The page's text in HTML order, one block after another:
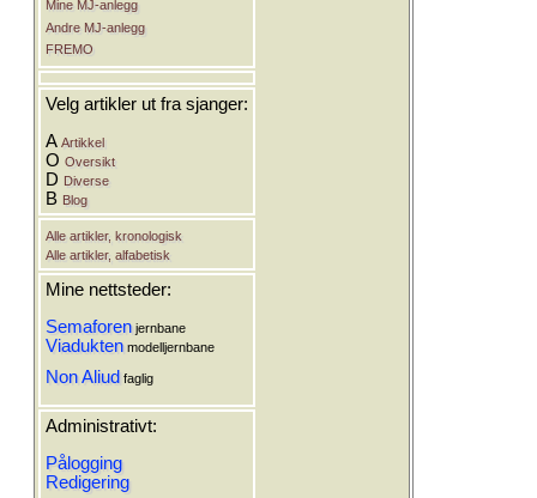
Mine MJ-anlegg
Andre MJ-anlegg
FREMO
Velg artikler ut fra sjanger:
AArtikkel
OOversikt
D Diverse
B Blog
Alle artikler, kronologisk
Alle artikler, alfabetisk
Mine nettsteder:
Semaforen jernbane
Viadukten modelljernbane
Non Aliud faglig
Administrativt:
Pålogging
Redigering